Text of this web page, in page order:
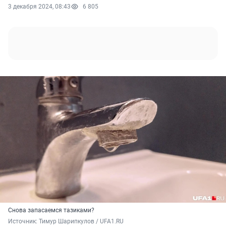
3 декабря 2024, 08:43 6 805
Снова запасаемся тазиками?
Источник: Тимур Шарипкулов / UFA1.RU